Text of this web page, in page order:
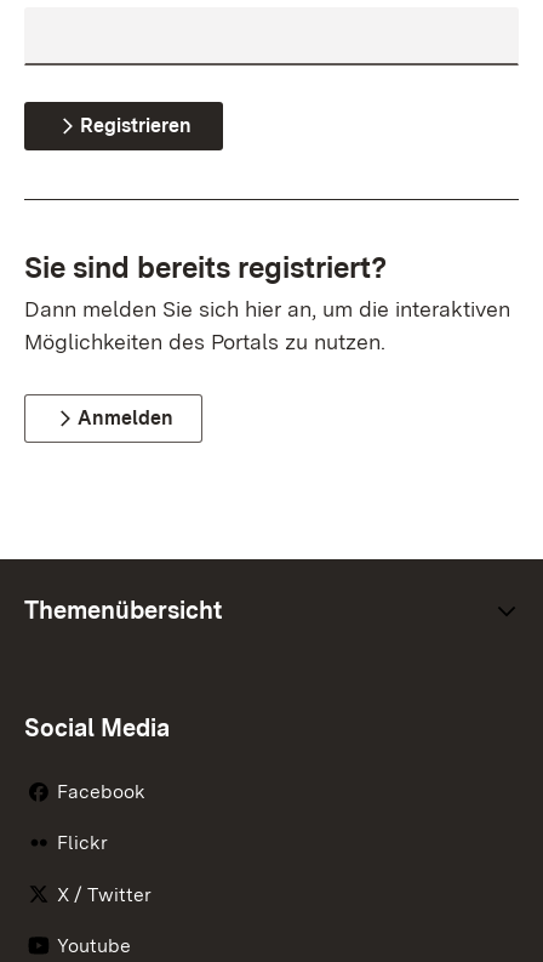
Registrieren
Sie sind bereits registriert?
Dann melden Sie sich hier an, um die interaktiven
Möglichkeiten des Portals zu nutzen.
Anmelden
Themenübersicht
Social Media
Facebook
Flickr
X / Twitter
Youtube